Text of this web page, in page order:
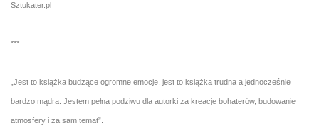
Sztukater.pl
***
„Jest to książka budzące ogromne emocje, jest to książka trudna a jednocześnie
bardzo mądra. Jestem pełna podziwu dla autorki za kreacje bohaterów, budowanie
atmosfery i za sam temat”.